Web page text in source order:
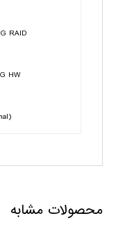
RAID
HW
محصولات مشابه